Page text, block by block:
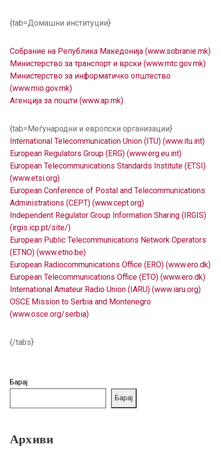
{tab=Домашни институции}
Собрание на Република Македонија (www.sobranie.mk)
Министерство за транспорт и врски (www.mtc.gov.mk)
Министерство за информатичко општество
(www.mio.gov.mk)
Агенција за пошти (www.ap.mk)
{tab=Меѓународни и европски организации}
International Telecommunication Union (ITU) (www.itu.int)
European Regulators Group (ERG) (www.erg.eu.int)
European Telecommunications Standards Institute (ETSI)
(www.etsi.org)
European Conference of Postal and Telecommunications
Administrations (CEPT) (www.cept.org)
Independent Regulator Group Information Sharing (IRGIS)
(irgis.icp.pt/site/)
European Public Telecommunications Network Operators
(ETNO) (www.etno.be)
European Radiocommunications Office (ERO) (www.ero.dk)
European Telecommunications Office (ETO) (www.ero.dk)
International Amateur Radio Union (IARU) (www.iaru.org)
OSCE Mission to Serbia and Montenegro
(www.osce.org/serbia)
{/tabs}
Барај
Барај
Архиви